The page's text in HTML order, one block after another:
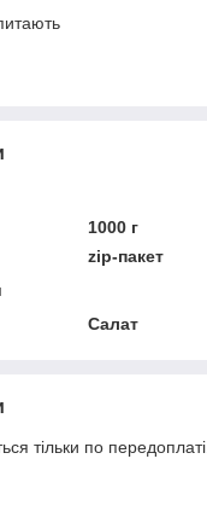
1000 г
zip-пакет
Салат
тільки по передоплаті.